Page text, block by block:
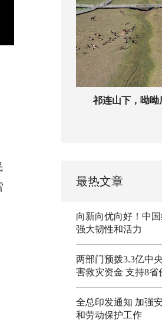
祁连山下，呦呦
最热文章
向新向优向好！中
强大韧性和活力
两部门预拨3.3亿中
害救灾资金 支持8省
全总印发通知 加强
和劳动保护工作